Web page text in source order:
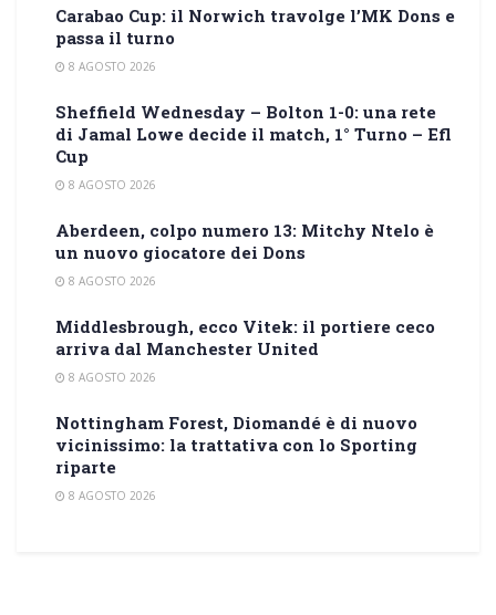
Carabao Cup: il Norwich travolge l’MK Dons e
passa il turno
8 AGOSTO 2026
Sheffield Wednesday – Bolton 1-0: una rete
di Jamal Lowe decide il match, 1° Turno – Efl
Cup
8 AGOSTO 2026
Aberdeen, colpo numero 13: Mitchy Ntelo è
un nuovo giocatore dei Dons
8 AGOSTO 2026
Middlesbrough, ecco Vitek: il portiere ceco
arriva dal Manchester United
8 AGOSTO 2026
Nottingham Forest, Diomandé è di nuovo
vicinissimo: la trattativa con lo Sporting
riparte
8 AGOSTO 2026